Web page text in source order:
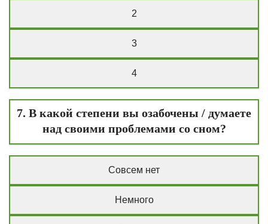
2
3
4
7. В какой степени вы озабочены / думаете
над своими проблемами со сном?
Совсем нет
Немного